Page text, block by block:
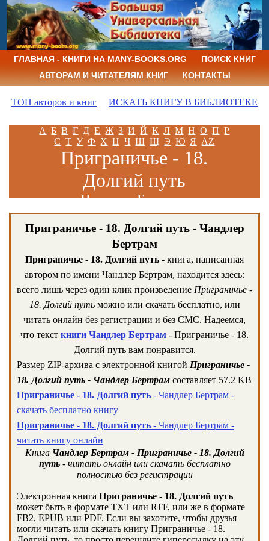
ГЛАВНАЯ - КНИГИ НА MANY-BOOKS.ORG
ПОИСК КНИГ
АВТОРАМ И ЧИТАТЕЛЯМ КНИГ
КОНТАКТЫ
ТОП авторов и книг ИСКАТЬ КНИГУ В БИБЛИОТЕКЕ
А Б В Г Д Е Ж З И Й К Л М Н О П Р
С Т У Ф Х Ц Ч Ш Щ Э Ю Я AZ
Приграничье - 18.
Долгий путь
Чандлер Бертрам
Приграничье - 18. Долгий путь - Чандлер
Бертрам
Приграничье - 18. Долгий путь - книга, написанная
автором по имени Чандлер Бертрам, находится здесь:
всего лишь через один клик произведение Приграничье -
18. Долгий путьможно или скачать бесплатно, или
читать онлайн без регистрации и без СМС. Надеемся,
что текст книги Чандлер Бертрам - Приграничье - 18.
Долгий путь вам понравится.
Размер ZIP-архива c электронной книгой Приграничье -
18. Долгий путь - Чандлер Бертрам составляет 57.2 KB
Приграничье - 18. Долгий путь - Чандлер Бертрам -
скачать бесплатно книгу
Приграничье - 18. Долгий путь - Чандлер Бертрам -
читать книгу онлайн
Книга Чандлер Бертрам - Приграничье - 18. Долгий
путь- читать онлайн или скачать бесплатно
полностью без регистрации
Электронная книга Приграничье - 18. Долгий путь
может быть в формате TXT или RTF, или же в формате
FB2, EPUB или PDF. Если вы захотите, чтобы друзья
могли читать или скачать книгу Приграничье - 18.